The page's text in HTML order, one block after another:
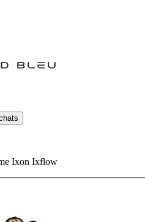
Ixon Ixflow